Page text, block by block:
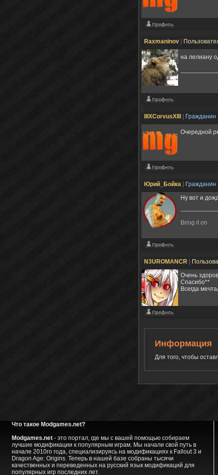
Raxmaninov
на лелиану
IIIXCorvusXIII Гражданин
Очередной
Юрий_Бойка Гражданин
Ну вот и
Bring it on
N3UROMANCR
Очень
Спасибо**
Всегда
Информация
Для того, чтобы
Что такое Modgames.net?
Modgames.net- это портал, где мы с вашей помощью собираем
лучшие модификации к популярным играм. Мы начали свой путь в
начале 2010го года, специализируясь на модификациях к Fallout 3 и
Dragon Age: Origins. Теперь в нашей базе собраны тысячи
качественных и переведенных на русский язык модификаций для
популярных игр последних лет.